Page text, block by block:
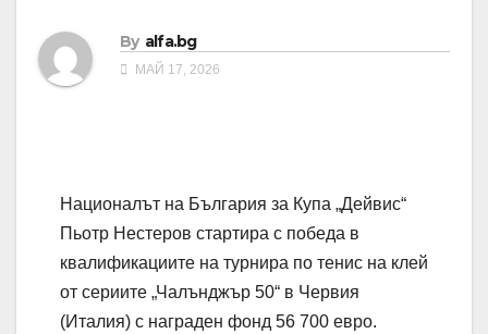
By alfa.bg
МАЙ 17, 2026
Националът на България за Купа „Дейвис“
Пьотр Нестеров стартира с победа в
квалификациите на турнира по тенис на клей
от сериите „Чалънджър 50“ в Червия
(Италия) с награден фонд 56 700 евро.